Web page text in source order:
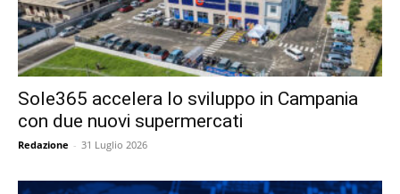
Sole365 accelera lo sviluppo in Campania
con due nuovi supermercati
Redazione - 31 Luglio 2026